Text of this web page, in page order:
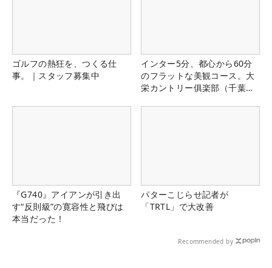
ゴルフの熱狂を、つくる仕
事。｜スタッフ募集中
インター5分、都心から60分
のフラットな美観コース。大
栄カントリー俱楽部（千葉
『G740』アイアンが引き出
す“反則級”の寛容性と飛びは
本当だった！
パターこじらせ記者が
「TRTL」で大改善
Recommended by